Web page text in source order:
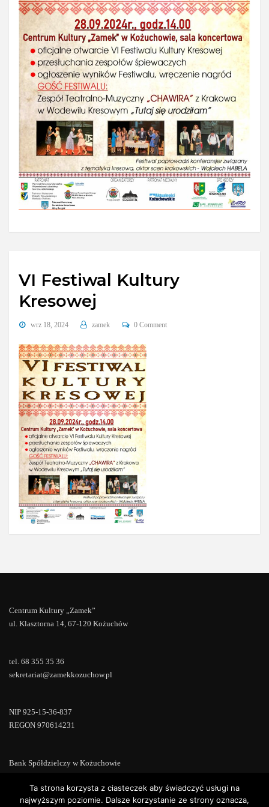
VI Festiwal Kultury
Kresowej
wrz 18, 2024 zamek 0 Comment
Centrum Kultury „Zamek”
ul. Klasztorna 14, 67-120 Kożuchów
tel. 68 355 35 36
sekretariat@zamekkozuchow.pl
NIP 925-15-36-837
REGON 970614231
Bank Spółdzielczy w Kożuchowie
Ta strona korzysta z ciasteczek aby świadczyć usługi na
najwyższym poziomie. Dalsze korzystanie ze strony oznacza,